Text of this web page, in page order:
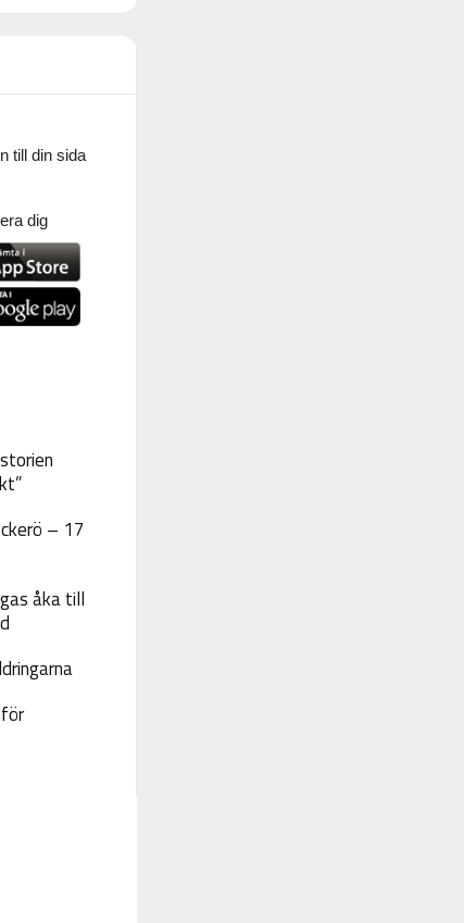
till din sida
dig
– 17
åka till